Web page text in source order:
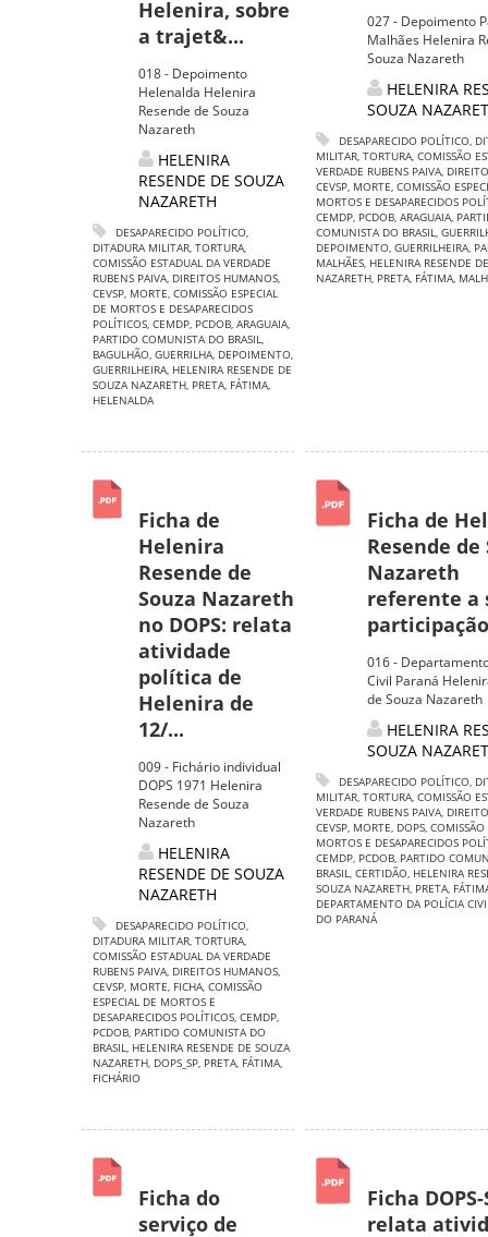
Helenira, sobre
a trajet&...
018 - Depoimento
Helenalda Helenira
Resende de Souza
Nazareth
HELENIRA
RESENDE DE SOUZA
NAZARETH
DESAPARECIDO POLÍTICO,
DITADURA MILITAR, TORTURA,
COMISSÃO ESTADUAL DA VERDADE
RUBENS PAIVA, DIREITOS HUMANOS,
CEVSP, MORTE, COMISSÃO ESPECIAL
DE MORTOS E DESAPARECIDOS
POLÍTICOS, CEMDP, PCDOB, ARAGUAIA,
PARTIDO COMUNISTA DO BRASIL,
BAGULHÃO, GUERRILHA, DEPOIMENTO,
GUERRILHEIRA, HELENIRA RESENDE DE
SOUZA NAZARETH, PRETA, FÁTIMA,
HELENALDA
027 - Depoimento
Malhães Helenira
Souza Nazareth
HELENIRA
SOUZA
DESAPARECIDO POLÍTICO,
MILITAR, TORTURA, COMISSÃO
VERDADE RUBENS PAIVA,
CEVSP, MORTE, COMISSÃO
MORTOS E DESAPARECIDOS
CEMDP, PCDOB, ARAGUAIA,
COMUNISTA DO BRASIL,
DEPOIMENTO, GUERRILHEIRA,
MALHÃES, HELENIRA RESENDE
NAZARETH, PRETA, FÁTIMA,
Ficha de
Helenira
Resende de
Souza Nazareth
no DOPS: relata
atividade
política de
Helenira de
12/...
009 - Fichário individual
DOPS 1971 Helenira
Resende de Souza
Nazareth
HELENIRA
RESENDE DE SOUZA
NAZARETH
DESAPARECIDO POLÍTICO,
DITADURA MILITAR, TORTURA,
COMISSÃO ESTADUAL DA VERDADE
RUBENS PAIVA, DIREITOS HUMANOS,
CEVSP, MORTE, FICHA, COMISSÃO
ESPECIAL DE MORTOS E
DESAPARECIDOS POLÍTICOS, CEMDP,
PCDOB, PARTIDO COMUNISTA DO
BRASIL, HELENIRA RESENDE DE SOUZA
NAZARETH, DOPS_SP, PRETA, FÁTIMA,
FICHÁRIO
Ficha de
Resende de
Nazareth
referente a
016 -
Civil Paraná
de Souza Nazareth
HELENIRA
SOUZA
DESAPARECIDO POLÍTICO,
MILITAR, TORTURA, COMISSÃO
VERDADE RUBENS PAIVA,
CEVSP, MORTE, DOPS, COMISSÃO
MORTOS E DESAPARECIDOS
CEMDP, PCDOB, PARTIDO
BRASIL, CERTIDÃO, HELENIRA
SOUZA NAZARETH, PRETA,
DEPARTAMENTO DA POLÍCIA
DO PARANÁ
Ficha do
serviço de
Ficha DOPS-
relata